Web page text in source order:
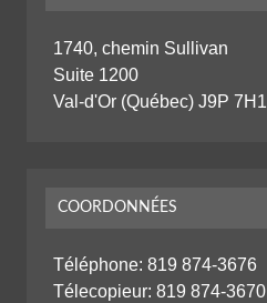
1740, chemin Sullivan
Suite 1200
Val-d'Or (Québec) J9P 7H1
COORDONNÉES
Téléphone: 819 874-3676
Télecopieur: 819 874-3670